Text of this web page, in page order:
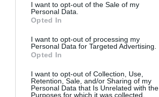
I want to opt-out of the Sale of my
Personal Data.
Opted In
I want to opt-out of processing my
Personal Data for Targeted Advertising.
Opted In
I want to opt-out of Collection, Use,
Retention, Sale, and/or Sharing of my
Personal Data that Is Unrelated with the
Purposes for which it was collected.
FAIRE UN DON